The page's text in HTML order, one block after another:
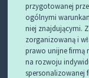
przygotowanej
ogólnymi
niej znajdującymi.
zorganizowaną i
prawo unijne firmą
na rozwoju
spersonalizowanej